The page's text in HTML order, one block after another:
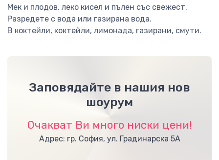
Мек и плодов, леко кисел и пълен със свежест.
Разредете с вода или газирана вода.
В коктейли, коктейли, лимонада, газирани, смути.
Заповядайте в нашия нов
шоурум
Очакват Ви много ниски цени!
Адрес: гр. София, ул. Градинарска 5А